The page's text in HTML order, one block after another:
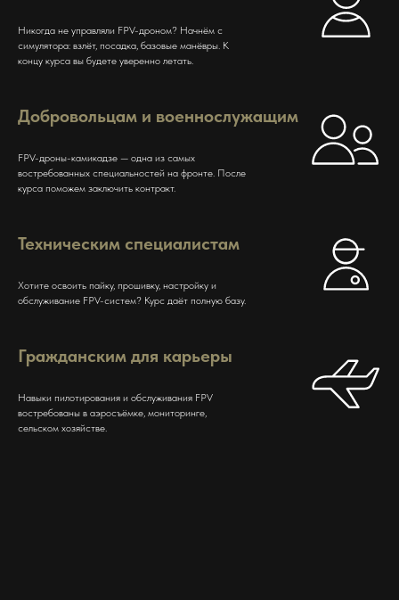
Никогда не управляли FPV-дроном? Начнём с
симулятора: взлёт, посадка, базовые манёвры. К
концу курса вы будете уверенно летать.
Добровольцам и военнослужащим
FPV-дроны-камикадзе — одна из самых
востребованных специальностей на фронте. После
курса поможем заключить контракт.
Техническим специалистам
Хотите освоить пайку, прошивку, настройку и
обслуживание FPV-систем? Курс даёт полную базу.
Гражданским для карьеры
Навыки пилотирования и обслуживания FPV
востребованы в аэросъёмке, мониторинге,
сельском хозяйстве.